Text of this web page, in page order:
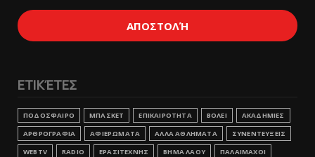
ΕΤΙΚΈΤΕΣ
ΠΟΔΟΣΦΑΙΡΟ ΜΠΑΣΚΕΤ ΕΠΙΚΑΙΡΟΤΗΤΑ ΒΟΛΕΙ
ΑΚΑΔΗΜΙΕΣ
ΑΡΘΡΟΓΡΑΦΙΑ
ΑΦΙΕΡΩΜΑΤΑ ΑΛΛΑ ΑΘΛΗΜΑΤΑ
ΣΥΝΕΝΤΕΥΞΕΙΣ
WEBTV
RADIO ΕΡΑΣΙΤΕΧΝΗΣ ΒΗΜΑ ΛΑΟΥ ΠΑΛΑΙΜΑΧΟΙ